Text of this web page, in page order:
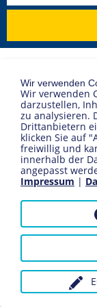
Ihre
Kontakt|Über uns
© STADTBUS
Wir verwenden
Wir verwenden
darzustellen,
zu analysieren.
Drittanbietern
klicken Sie auf
freiwillig und
innerhalb der
angepasst
Impressum |